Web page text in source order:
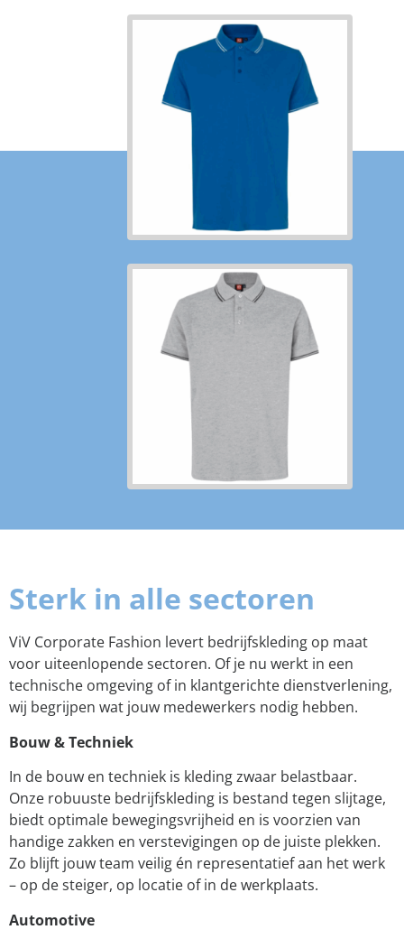
Sterk in alle sectoren
ViV Corporate Fashion levert bedrijfskleding op maat
voor uiteenlopende sectoren. Of je nu werkt in een
technische omgeving of in klantgerichte dienstverlening,
wij begrijpen wat jouw medewerkers nodig hebben.
Bouw & Techniek
In de bouw en techniek is kleding zwaar belastbaar.
Onze robuuste bedrijfskleding is bestand tegen slijtage,
biedt optimale bewegingsvrijheid en is voorzien van
handige zakken en verstevigingen op de juiste plekken.
Zo blijft jouw team veilig én representatief aan het werk
– op de steiger, op locatie of in de werkplaats.
Automotive